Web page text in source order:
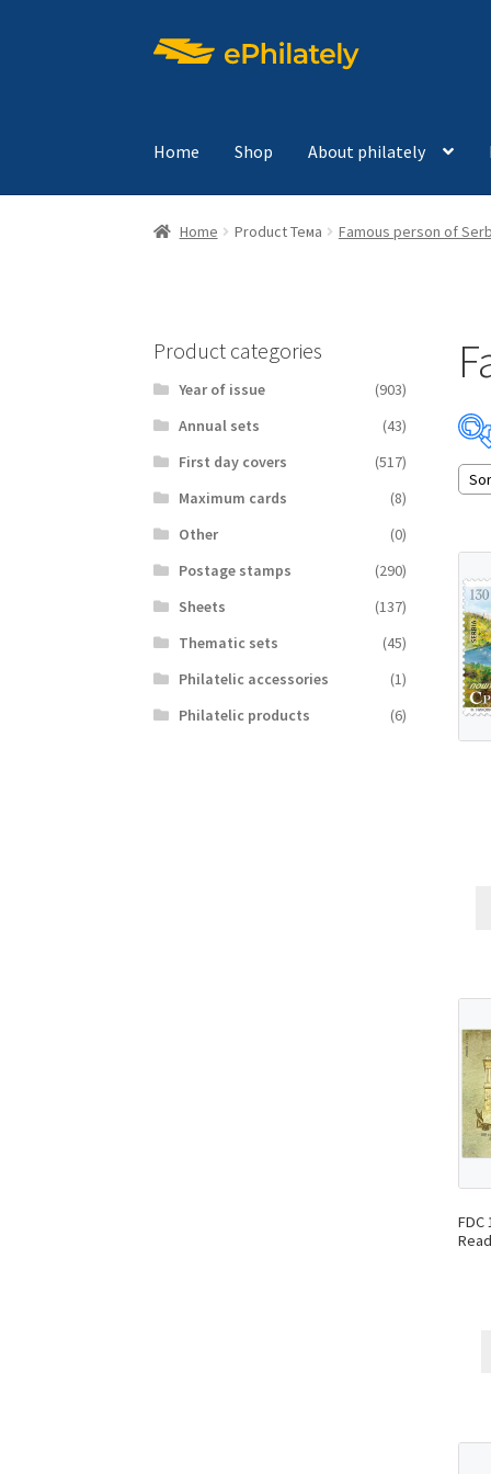
Skip
Skip
Home Shop About philately
Home Product Тема Famous person of
Product categories
Year of issue
(903)
Аnnual sets
(43)
First day covers
(517)
Maximum cards
(8)
Other
(0)
Postage stamps
(290)
Sheets
(137)
Thematic sets
(45)
Philatelic accessories
(1)
Philatelic products
(6)